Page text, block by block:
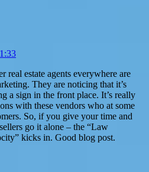
real estate agents everywhere are
They are noticing that it’s
a sign in the front place. It’s really
with these vendors who at some
So, if you give your time and
go it alone – the “Law
kicks in. Good blog post.